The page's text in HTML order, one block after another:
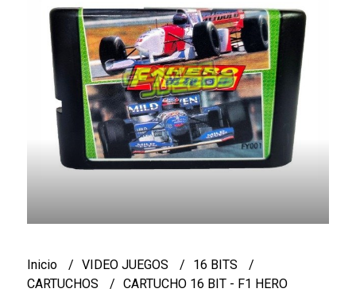
Inicio VIDEO JUEGOS
16 BITS
CARTUCHOS
CARTUCHO 16 BIT - F1 HERO